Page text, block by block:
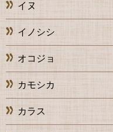
イヌ
イノシシ
オコジョ
カモシカ
カラス